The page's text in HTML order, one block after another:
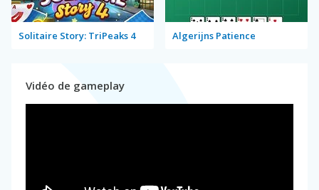
Solitaire Story: TriPeaks 4 Algerijns Patience
Vidéo de gameplay